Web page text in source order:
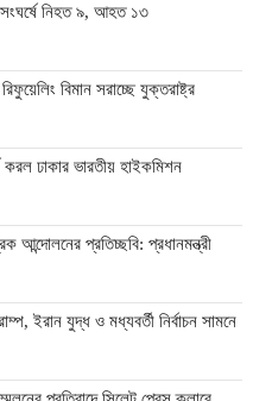
সংঘর্ষে নিহত ৯, আহত ১৩
বিমান সরাচ্ছে যুক্তরাষ্ট্র
করল ঢাকার ভারতীয় হাইকমিশন
আন্দোলনের প্রতিচ্ছবি: প্রধানমন্ত্রী
ইরান যুদ্ধ ও মধ্যবর্তী নির্বাচন সামনে